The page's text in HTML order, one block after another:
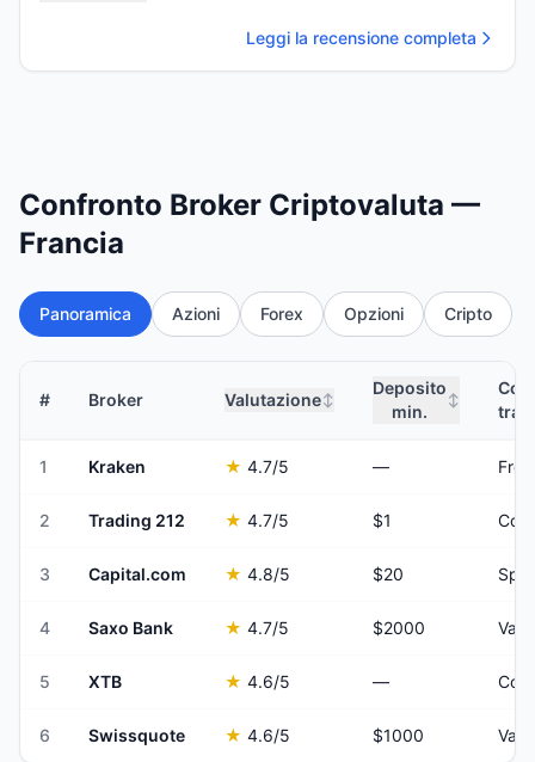
Leggi la recensione completa
Confronto Broker Criptovaluta —
Francia
Panoramica Azioni Forex Opzioni Cripto
# Broker Valutazione↕
Deposito
min.
↕
1 Kraken ★ 4.7/5 —
2 Trading 212 ★ 4.7/5 $1
3 Capital.com ★ 4.8/5 $20
4 Saxo Bank ★ 4.7/5 $2000
5 XTB ★ 4.6/5 —
6 Swissquote ★ 4.6/5 $1000